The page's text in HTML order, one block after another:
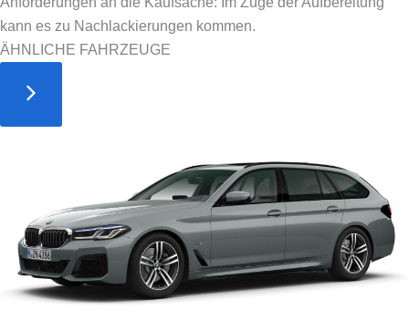
kann es zu Nachlackierungen kommen.
ÄHNLICHE FAHRZEUGE